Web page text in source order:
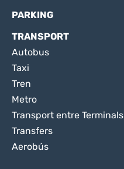
PARKING
TRANSPORT
Autobus
Taxi
Tren
Metro
Transport entre Terminals
Transfers
Aerobús